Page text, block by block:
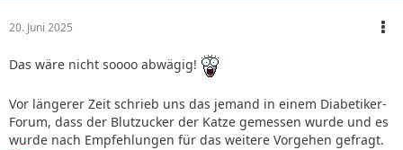
20. Juni 2025
Das wäre nicht soooo abwägig!
Vor längerer Zeit schrieb uns das jemand in einem Diabetiker-
Forum, dass der Blutzucker der Katze gemessen wurde und es
wurde nach Empfehlungen für das weitere Vorgehen gefragt.